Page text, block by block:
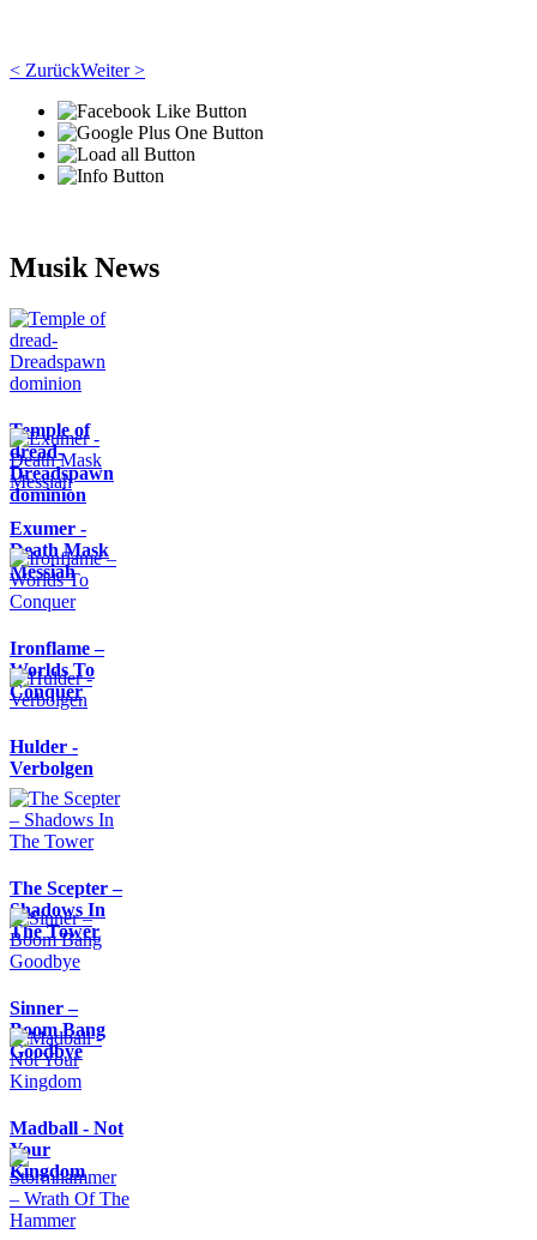
< ZurückWeiter >
Musik News
Temple of
dread-
Dreadspawn
dominion
Exumer -
Death Mask
Messiah
Ironflame –
Worlds To
Conquer
Hulder -
Verbolgen
The Scepter –
Shadows In
The Tower
Sinner –
Boom Bang
Goodbye
Madball - Not
Your
Kingdom